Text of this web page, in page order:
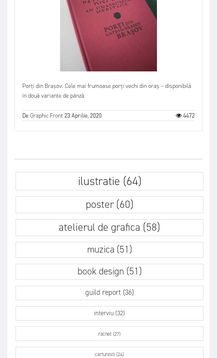
Porți din Brașov. Cele mai frumoase porți vechi din oraș – disponibilă
în două variante de pânză.
DeGraphic Front23 Aprilie, 2020 4472
ilustratie (64)
poster (60)
atelierul de grafica (58)
muzica (51)
book design (51)
guild report (36)
interviu (32)
racnet (27)
carturesti (24)